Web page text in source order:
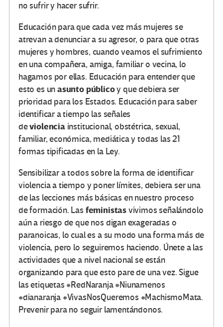
no sufrir y hacer sufrir.
Educación para que cada vez más mujeres se
atrevan a denunciar a su agresor, o para que otras
mujeres y hombres, cuando veamos el sufrimiento
en una compañera, amiga, familiar o vecina, lo
hagamos por ellas. Educación para entender que
esto es unasunto públicoy que debiera ser
prioridad para los Estados. Educación para saber
identificar a tiempo las señales
deviolenciainstitucional, obstétrica, sexual,
familiar, económica, mediática y todas las 21
formas tipificadas en la Ley.
Sensibilizar a todos sobre la forma de identificar
violencia a tiempo y poner límites, debiera ser una
de las lecciones más básicas en nuestro proceso
de formación. Las feministasvivimos señalándolo
aún a riesgo de que nos digan exageradas o
paranoicas, lo cual es a su modo una forma más de
violencia, pero lo seguiremos haciendo. Únete a las
actividades que a nivel nacional se están
organizando para que esto pare de una vez. Sigue
las etiquetas #RedNaranja #Niunamenos
#dianaranja #VivasNosQueremos #MachismoMata.
Prevenir para no seguir lamentándonos.